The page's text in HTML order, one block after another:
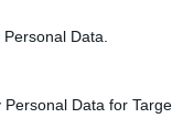
Data.
Data for